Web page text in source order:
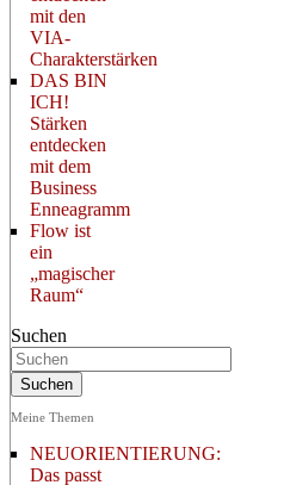
mit den
VIA-
Charakterstärken
DAS BIN
ICH!
Stärken
entdecken
mit dem
Business
Enneagramm
Flow ist
ein
„magischer
Raum“
Suchen
Meine Themen
NEUORIENTIERUNG:
Das passt